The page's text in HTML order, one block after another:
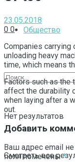
Общество
Нет результатов
Смотреть все
23.05.2018
0 0
Companies carrying
unloading heavy
time, which means
Factors such as the
affect the durability
when laying after a
out.
Добавить
Ваш адрес email
поля помечены*